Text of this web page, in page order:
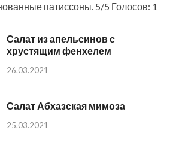
патиссоны. 5/5 Голосов: 1
Салат из апельсинов с
хрустящим фенхелем
26.03.2021
Салат Абхазская мимоза
25.03.2021